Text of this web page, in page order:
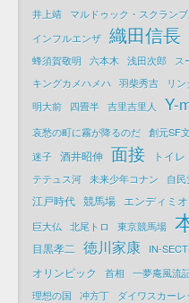
井上靖
マルドゥック・スクラン
インフルエンザ 織田信長
蜂須賀敬明 六本木 浅田次郎 ス
キングカメハメハ 羽柴秀吉 リ
明大前 四畳半 吉里吉里人 Y-
哀愁の町に霧が降るのだ 創元SF
迷子 酒井昭伸 面接 トイレ
テテュス河 未来少年コナン 自民
江戸時代 競馬場 エンディミ
巨大仏
北尾トロ 東京競馬場
目黒孝二 徳川家康 IN-
オリンピック 首相 一夢庵風流
理想の国 冲方丁 ダイワスカーレ